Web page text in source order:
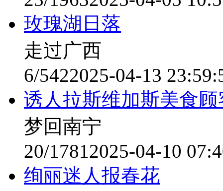
玫瑰湖日落
走过广西
6/5422025-04-13
诱人拉斯维加斯美食
梦回南宁
20/17812025-04-10
绚丽迷人报春花